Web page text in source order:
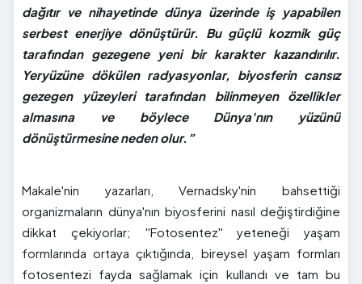
dağıtır ve nihayetinde dünya üzerinde iş yapabilen
serbest enerjiye dönüştürür. Bu güçlü kozmik güç
tarafından gezegene yeni bir karakter kazandırılır.
Yeryüzüne dökülen radyasyonlar, biyosferin cansız
gezegen yüzeyleri tarafından bilinmeyen özellikler
almasına ve böylece Dünya'nın yüzünü
dönüştürmesine neden olur.”
Makale'nin yazarları, Vernadsky'nin bahsettiği
organizmaların dünya'nın biyosferini nasıl değiştirdiğine
dikkat çekiyorlar; ''Fotosentez'' yeteneği yaşam
formlarında ortaya çıktığında, bireysel yaşam formları
fotosentezi fayda sağlamak için kullandı ve tam bu